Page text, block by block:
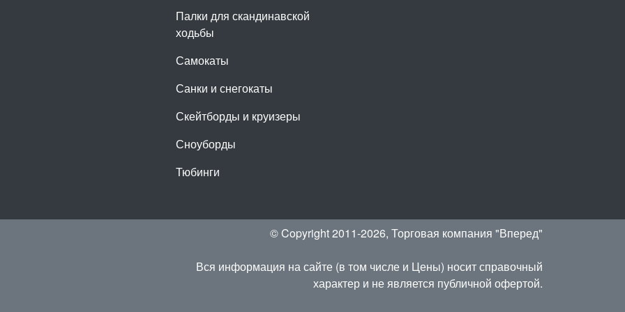
Палки для скандинавской
ходьбы
Самокаты
Санки и снегокаты
Скейтборды и круизеры
Сноуборды
Тюбинги
© Copyright 2011-2026, Торговая компания "Вперед"
Вся информация на сайте (в том числе и Цены) носит справочный
характер и не является публичной офертой.